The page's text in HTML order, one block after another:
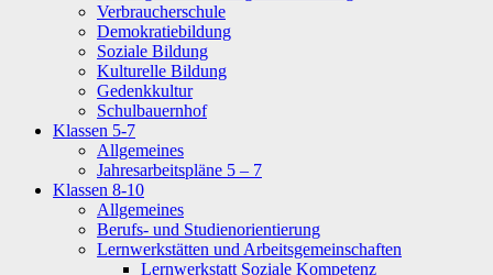
Verbraucherschule
Demokratiebildung
Soziale Bildung
Kulturelle Bildung
Gedenkkultur
Schulbauernhof
Klassen 5-7
Allgemeines
Jahresarbeitspläne 5 – 7
Klassen 8-10
Allgemeines
Berufs- und Studienorientierung
Lernwerkstätten und Arbeitsgemeinschaften
Lernwerkstatt Soziale Kompetenz